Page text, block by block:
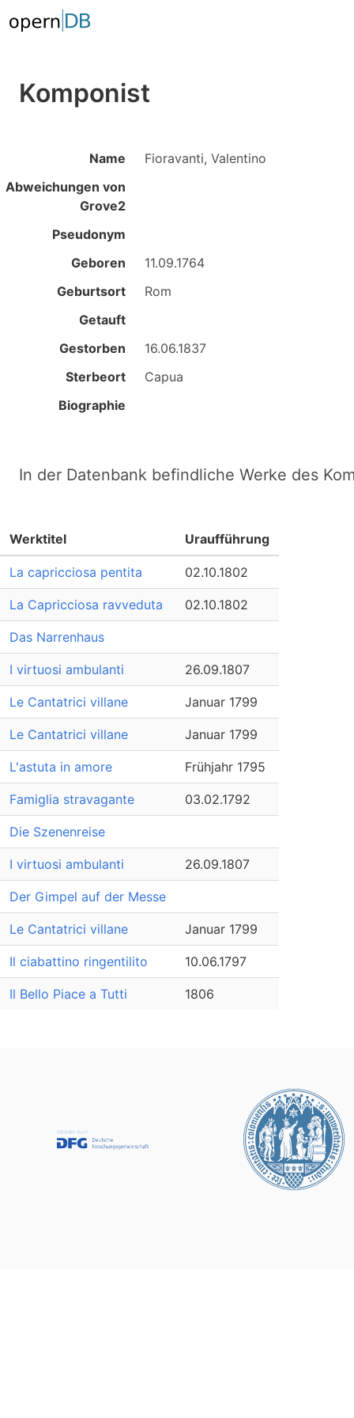
Komponist
Name
Fioravanti, Valentino
Abweichungen von
Grove2
Pseudonym
Geboren
11.09.1764
Geburtsort
Rom
Getauft
Gestorben
16.06.1837
Sterbeort
Capua
Biographie
In der Datenbank befindliche Werke des
Werktitel Uraufführung
La capricciosa pentita 02.10.1802
La Capricciosa ravveduta 02.10.1802
Das Narrenhaus
I virtuosi ambulanti 26.09.1807
Le Cantatrici villane Januar 1799
Le Cantatrici villane Januar 1799
L'astuta in amore Frühjahr 1795
Famiglia stravagante 03.02.1792
Die Szenenreise
I virtuosi ambulanti 26.09.1807
Der Gimpel auf der Messe
Le Cantatrici villane Januar 1799
Il ciabattino ringentilito 10.06.1797
Il Bello Piace a Tutti 1806